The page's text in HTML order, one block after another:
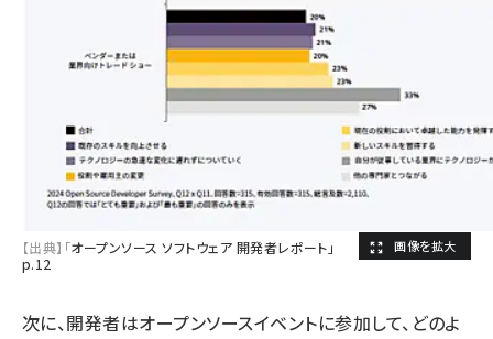
【出典】「オープンソース ソフトウェア 開発者レポート」
p.12
次に、開発者はオープンソースイベントに参加して、どのよ